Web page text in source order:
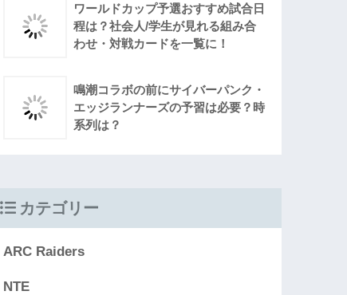
ワールドカップ予選おすすめ試合日
程は？社会人/学生が見れる組み合
わせ・対戦カードを一覧に！
鳴潮コラボの前にサイバーパンク・
エッジランナーズの予習は必要？時
系列は？
カテゴリー
ARC Raiders
NTE